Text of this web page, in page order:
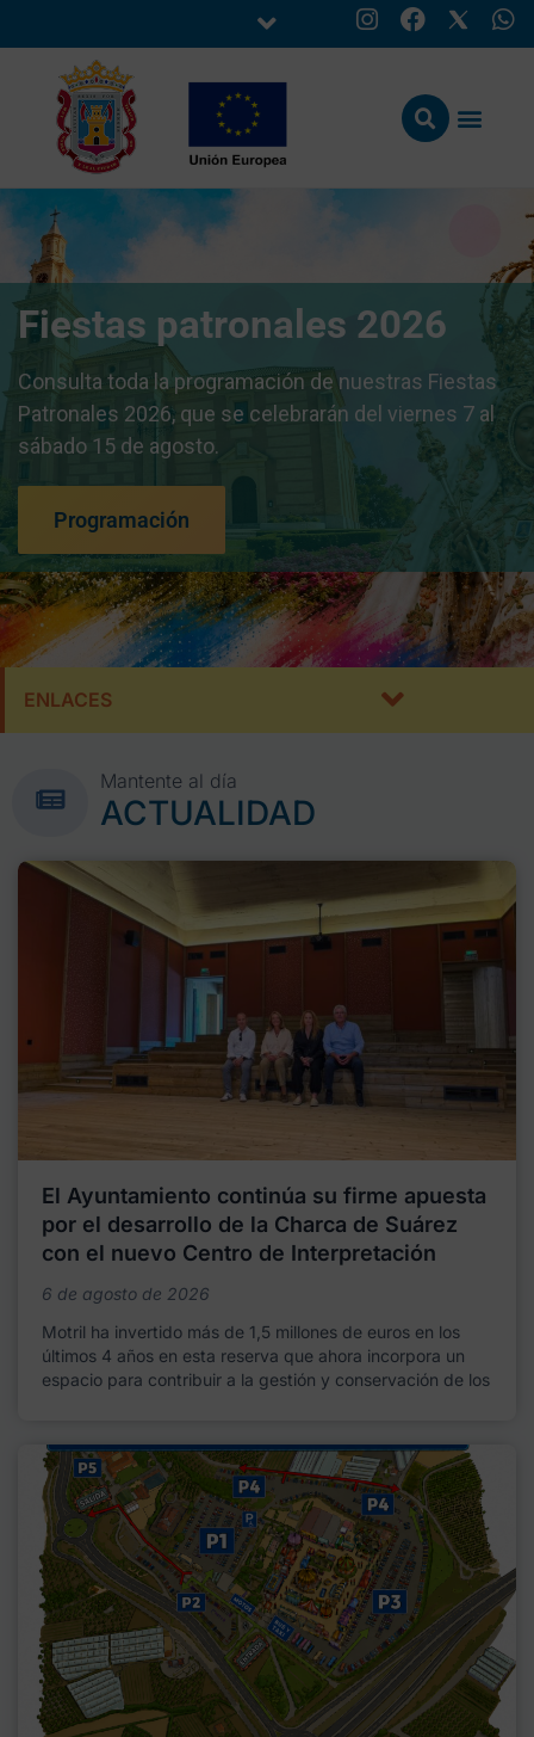
Fiestas patronales 2026
Consulta toda la programación de nuestras Fiestas
Patronales 2026, que se celebrarán del viernes 7 al
sábado 15 de agosto.
Programación
ENLACES
Mantente al día
ACTUALIDAD
El Ayuntamiento continúa su firme apuesta
por el desarrollo de la Charca de Suárez
con el nuevo Centro de Interpretación
6 de agosto de 2026
Motril ha invertido más de 1,5 millones de euros en los
últimos 4 años en esta reserva que ahora incorpora un
espacio para contribuir a la gestión y conservación de los